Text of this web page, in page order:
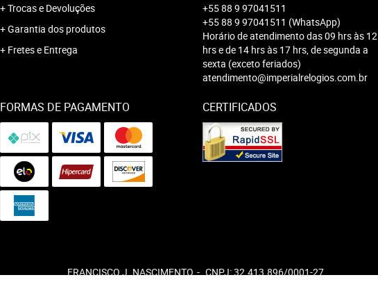
Trocas e Devoluções
Garantia dos produtos
Fretes e Entrega
+55 88 9 97041511
+55 88 9 97041511 (WhatsApp)
Horário de atendimento das 09 hrs às 12
hrs e de 14 hrs às 17 hrs, de segunda a
sexta (exceto feriados)
atendimento@imperialrelogios.com.br
FORMAS DE PAGAMENTO CERTIFICADOS
FRANCISCO J. NASCIMENTO CNPJ: 32.413.896/0001-27